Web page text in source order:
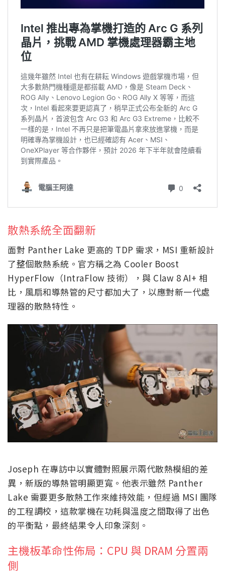
散熱系統全面翻新
面對 Panther Lake 更高的 TDP 需求，MSI 重新設計
了整個散熱系統。官方稱之為 Cooler Boost
HyperFlow（IntraFlow 技術），與 Claw 8 AI+ 相
比，風扇和導熱管的尺寸都加大了，以應對新一代處
理器的散熱特性。
Joseph 在專訪中以實體對照展示兩代散熱模組的差
異，新版的導熱管明顯更寬。他表示雖然 Panther
Lake 需要更多散熱工作來維持效能，但經過 MSI 團隊
的工程調校，這款掌機在功耗與溫度之間取得了出色
的平衡點，最終結果令人印象深刻。
主機板革命性佈局：CPU 與 DRAM 分置兩
側